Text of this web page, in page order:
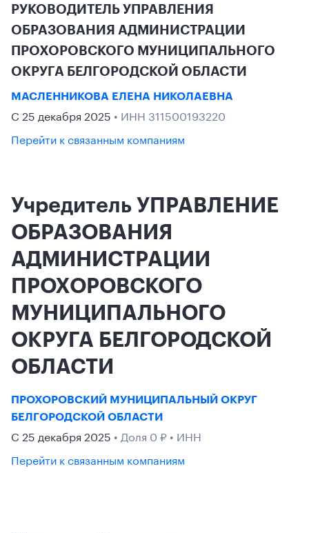
РУКОВОДИТЕЛЬ УПРАВЛЕНИЯ
ОБРАЗОВАНИЯ АДМИНИСТРАЦИИ
ПРОХОРОВСКОГО МУНИЦИПАЛЬНОГО
ОКРУГА БЕЛГОРОДСКОЙ ОБЛАСТИ
МАСЛЕННИКОВА ЕЛЕНА НИКОЛАЕВНА
С 25 декабря 2025 • ИНН 311500193220
Перейти к связанным компаниям
Учредитель УПРАВЛЕНИЕ
ОБРАЗОВАНИЯ
АДМИНИСТРАЦИИ
ПРОХОРОВСКОГО
МУНИЦИПАЛЬНОГО
ОКРУГА БЕЛГОРОДСКОЙ
ОБЛАСТИ
ПРОХОРОВСКИЙ МУНИЦИПАЛЬНЫЙ ОКРУГ
БЕЛГОРОДСКОЙ ОБЛАСТИ
С 25 декабря 2025 • Доля 0 ₽ • ИНН
Перейти к связанным компаниям